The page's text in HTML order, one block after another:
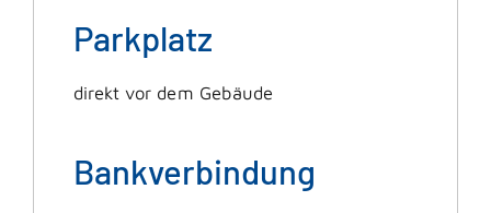
Parkplatz
direkt vor dem Gebäude
Bankverbindung